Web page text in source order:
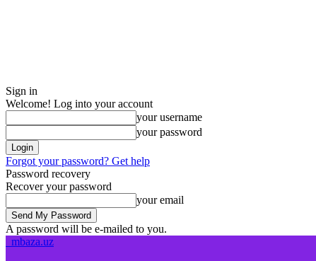
Sign in
Welcome! Log into your account
your username
your password
Forgot your password? Get help
Password recovery
Recover your password
your email
A password will be e-mailed to you.
mbaza.uz